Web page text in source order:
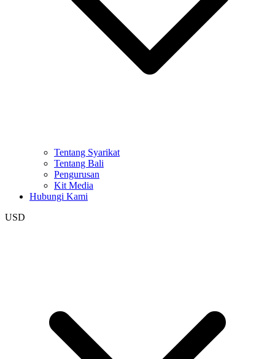
Tentang Syarikat
Tentang Bali
Pengurusan
Kit Media
Hubungi Kami
USD